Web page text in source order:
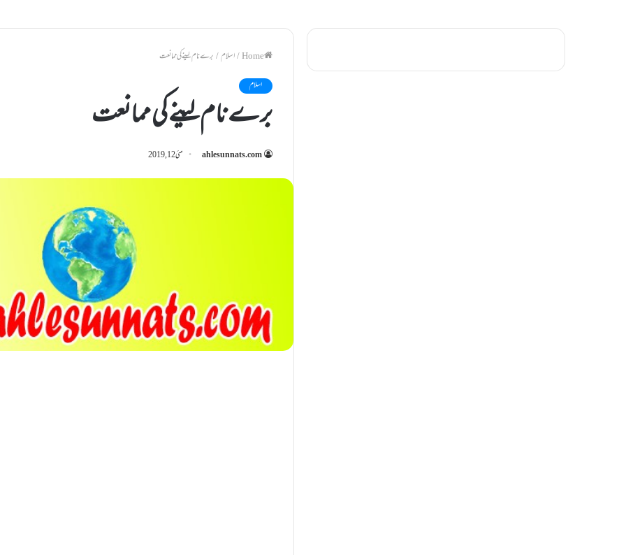
/اسلام/برے نام لينے کی ممانعت
اسلام
برے نام لينے کی ممانعت
ahlesunnats.com مئی 12, 2019